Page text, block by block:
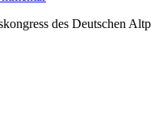
des Deutschen